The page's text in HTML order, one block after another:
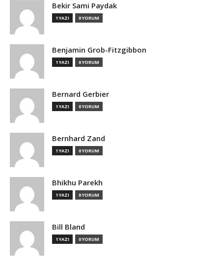
Bekir Sami Paydak
1 YAZI 0 YORUM
Benjamin Grob-Fitzgibbon
1 YAZI 0 YORUM
Bernard Gerbier
1 YAZI 0 YORUM
Bernhard Zand
1 YAZI 0 YORUM
Bhikhu Parekh
1 YAZI 0 YORUM
Bill Bland
1 YAZI 0 YORUM